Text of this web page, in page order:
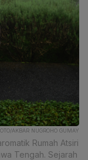
AKBAR NUGROHO GUMAY
Rumah Atsiri
Tengah. Sejarah